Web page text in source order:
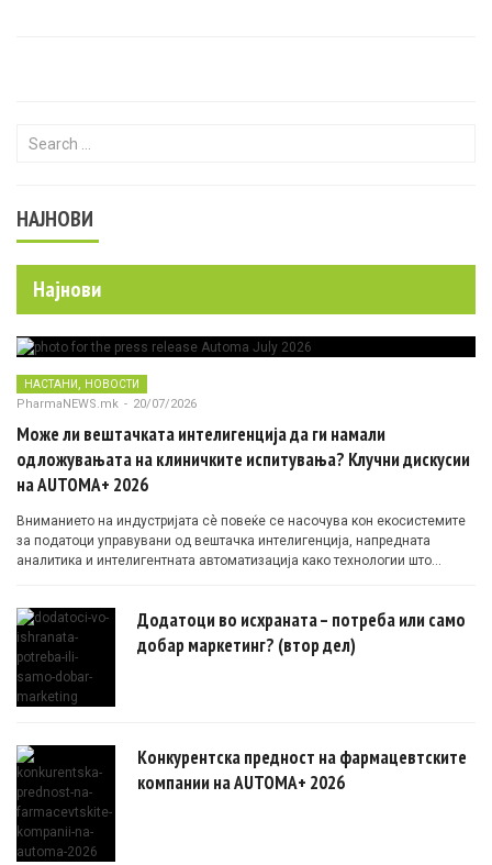
Search for:
НАЈНОВИ
Најнови
НАСТАНИ, НОВОСТИ
PharmaNEWS.mk - 20/07/2026
Може ли вештачката интелигенција да ги намали
одложувањата на клиничките испитувања? Клучни дискусии
на AUTOMA+ 2026
Вниманието на индустријата сè повеќе се насочува кон екосистемите
за податоци управувани од вештачка интелигенција, напредната
аналитика и интелигентната автоматизација како технологии што
Додатоци во исхраната – потреба или само
добар маркетинг? (втор дел)
Конкурентска предност на фармацевтските
компании на AUTOMA+ 2026